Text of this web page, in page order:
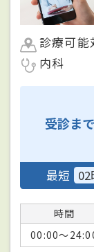
診療可能
内科
受診ま
最短
時間
00:00〜